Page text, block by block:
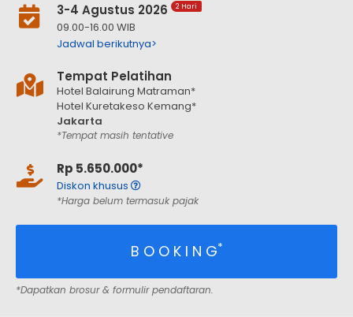
3-4 Agustus 2026 2 Hari
09.00-16.00 WIB
Jadwal berikutnya>
Tempat Pelatihan
Hotel Balairung Matraman*
Hotel Kuretakeso Kemang*
Jakarta
*Tempat masih tentative
Rp 5.650.000*
Diskon khusus
*Harga belum termasuk pajak
B O O K I N G*
*Dapatkan brosur & formulir pendaftaran.